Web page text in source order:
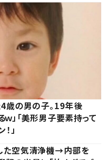
4歳の男の子。19年後
」「美形男子要素持って
」
た空気清浄機→内部を